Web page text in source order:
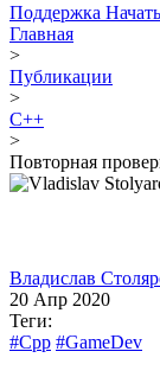
Поддержка
Главная
>
Публикации
>
C++
>
Повторная
Владислав
20 Апр 2020
Теги:
#Cpp #GameDev